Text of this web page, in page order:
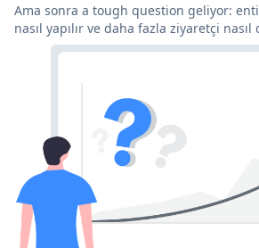
Ama sonra a tough question geliyor:
nasıl yapılır ve daha fazla ziyaretçi